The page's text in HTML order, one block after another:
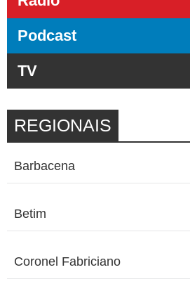
Podcast
TV
REGIONAIS
Barbacena
Betim
Coronel Fabriciano